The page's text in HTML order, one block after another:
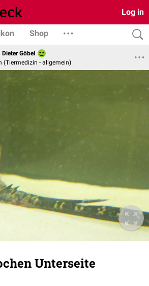
Log in
Shop
Göbel
(Tiermedizin - allgemein)
Unterseite